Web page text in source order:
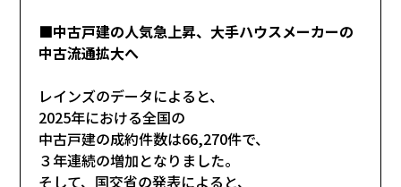
■中古戸建の人気急上昇、大手ハウスメーカーの
中古流通拡大へ
レインズのデータによると、
2025年における全国の
中古戸建の成約件数は66,270件で、
３年連続の増加となりました。
そして、国交省の発表によると、